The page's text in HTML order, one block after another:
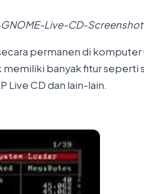
Live-CD-
permanen di
banyak fitur
Live CD dan lain-lain.